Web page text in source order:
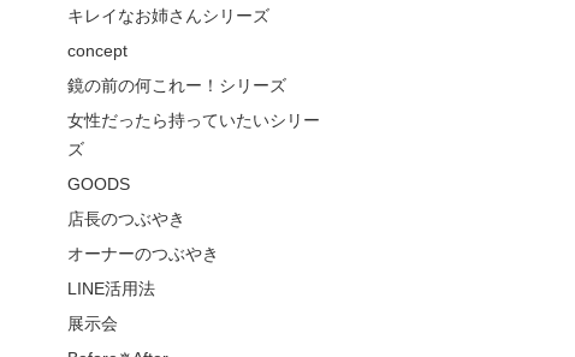
キレイなお姉さんシリーズ
concept
鏡の前の何これー！シリーズ
女性だったら持っていたいシリー
ズ
GOODS
店長のつぶやき
オーナーのつぶやき
LINE活用法
展示会